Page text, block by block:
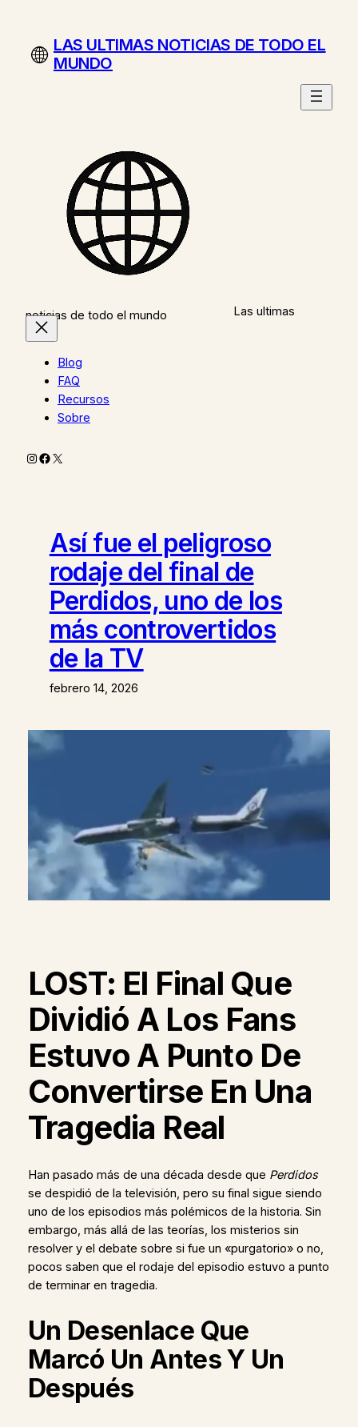
contenidoLAS ULTIMAS NOTICIAS DE TODO EL
MUNDO
Las ultimas
noticias de todo el mundo
Blog
FAQ
Recursos
Sobre
Instagram
Facebook
X
Así fue el peligroso
rodaje del final de
Perdidos, uno de los
más controvertidos
de la TV
febrero 14, 2026
LOST: El Final Que
Dividió A Los Fans
Estuvo A Punto De
Convertirse En Una
Tragedia Real
Han pasado más de una década desde que Perdidos
se despidió de la televisión, pero su final sigue siendo
uno de los episodios más polémicos de la historia. Sin
embargo, más allá de las teorías, los misterios sin
resolver y el debate sobre si fue un «purgatorio» o no,
pocos saben que el rodaje del episodio estuvo a punto
de terminar en tragedia.
Un Desenlace Que
Marcó Un Antes Y Un
Después